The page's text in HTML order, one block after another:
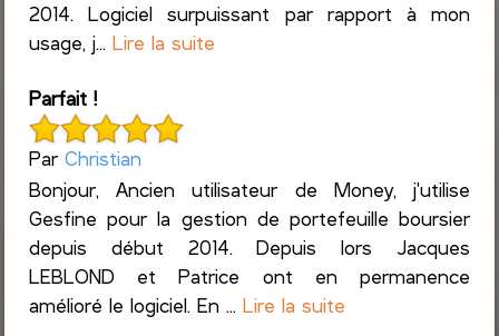
2014. Logiciel surpuissant par rapport à mon
usage, j...Lire la suite
Parfait !
ParChristian
Bonjour, Ancien utilisateur de Money, j'utilise
Gesfine pour la gestion de portefeuille boursier
depuis début 2014. Depuis lors Jacques
LEBLOND et Patrice ont en permanence
amélioré le logiciel. En ...Lire la suite